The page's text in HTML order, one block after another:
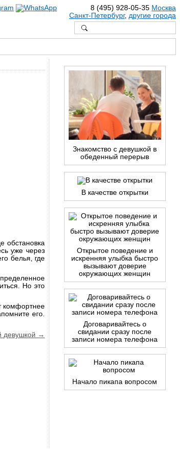
8 (495) 928-05-35 Москва
Санкт-Петербург, другие города
обстановка
уже через
белья, где
Но это
комфортнее
его.
девушкой →
Знакомство с девушкой в
обеденный перерыв
В качестве открытки
Открытое поведение и
искренняя улыбка быстро
вызывают доверие
окружающих женщин
Договаривайтесь о
свидании сразу после
записи номера телефона
Начало пикапа вопросом